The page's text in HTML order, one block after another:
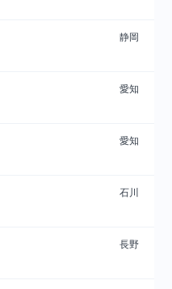
静岡
愛知
愛知
石川
長野